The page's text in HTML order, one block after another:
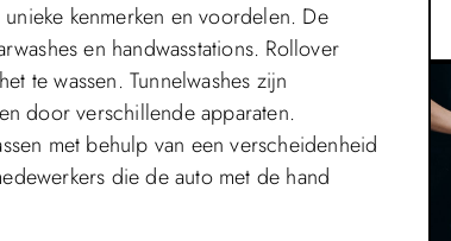
kenmerken en voordelen. De
en handwasstations. Rollover
te wassen. Tunnelwashes zijn
door verschillende apparaten.
met behulp van een verscheidenheid
die de auto met de hand